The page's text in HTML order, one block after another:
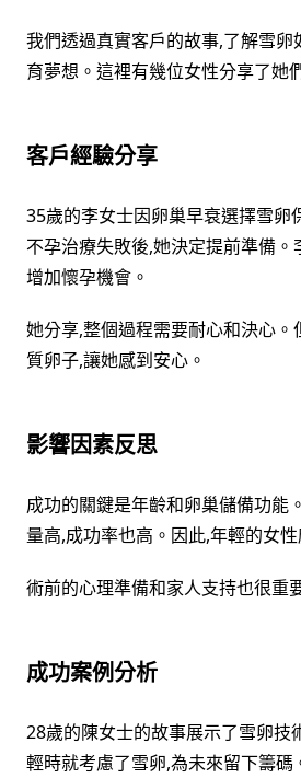
我們透過真實客戶的故事,了解雪卵
育夢想。這裡有幾位女性分享了她
客戶經驗分享
35歲的李女士因卵巢早衰選擇雪卵
不孕治療失敗後,她決定提前準備。
增加懷孕機會。
她分享,整個過程需要耐心和決心
質卵子,讓她感到安心。
影響因素反思
成功的關鍵是年齡和卵巢儲備功能
量高,成功率也高。因此,年輕的女
術前的心理準備和家人支持也很重
成功案例分析
28歲的陳女士的故事展示了雪卵技
輕時就考慮了雪卵,為未來留下籌碼